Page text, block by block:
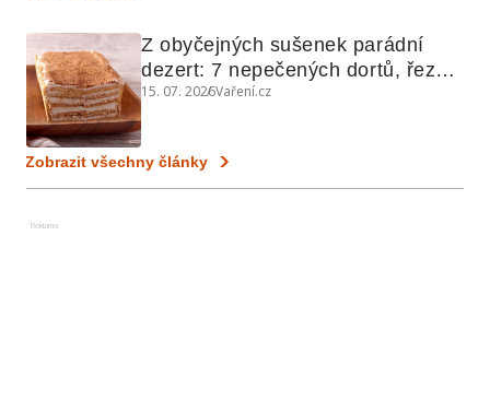
Z obyčejných sušenek parádní
dezert: 7 nepečených dortů, řezů
a koláčů
15. 07. 2026Vaření.cz
Zobrazit všechny články
Reklama